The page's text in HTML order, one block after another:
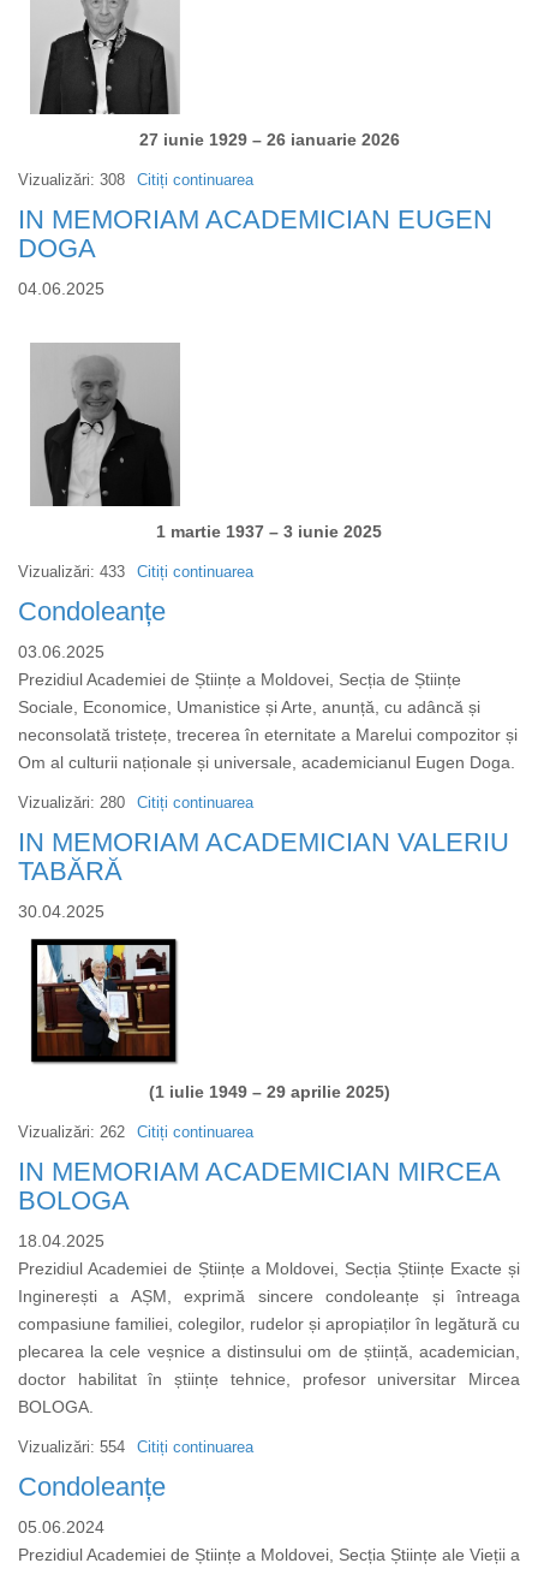
27 iunie 1929 – 26 ianuarie 2026
Citiți continuareadespre
IN
Vizualizări: 308
IN MEMORIAM ACADEMICIAN EUGEN
DOGA
04.06.2025
1 martie 1937 – 3 iunie 2025
Citiți continuareadespre
EUGEN
DOGA
Vizualizări: 433
Condoleanțe
03.06.2025
Prezidiul Academiei de Științe a Moldovei, Secția de Științe
Sociale, Economice, Umanistice și Arte, anunță, cu adâncă și
neconsolată tristețe, trecerea în eternitate a Marelui compozitor și
Om al culturii naționale și universale, academicianul Eugen Doga.
Citiți continuareadespre
Condoleanțe
Vizualizări: 280
IN MEMORIAM ACADEMICIAN VALERIU
TABĂRĂ
30.04.2025
(1 iulie 1949 – 29 aprilie 2025)
Citiți continuareadespre
IN
TABĂRĂ
Vizualizări: 262
IN MEMORIAM ACADEMICIAN MIRCEA
BOLOGA
18.04.2025
Prezidiul Academiei de Științe a Moldovei, Secția Științe Exacte și
Inginerești a AȘM, exprimă sincere condoleanțe și întreaga
compasiune familiei, colegilor, rudelor și apropiaților în legătură cu
plecarea la cele veșnice a distinsului om de știință, academician,
doctor habilitat în științe tehnice, profesor universitar Mircea
BOLOGA.
Citiți continuareadespre
MIRCEA
Vizualizări: 554
Condoleanțe
05.06.2024
Prezidiul Academiei de Științe a Moldovei, Secția Științe ale Vieții a